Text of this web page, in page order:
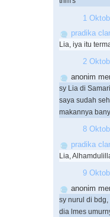
1
pradika
Lia, iya itu
2
anonim
sy Lia di
saya sudah
makannya
8
pradika
Lia,
9
anonim
sy nurul di
dia lmes